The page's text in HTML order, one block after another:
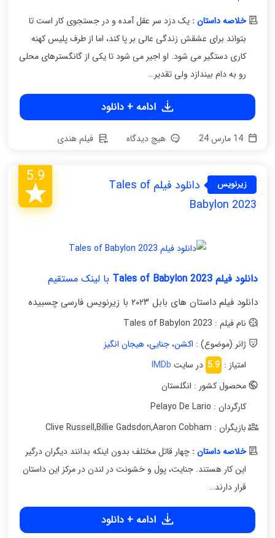
خلاصه داستان :یک دزد سر عقل آمده و در جستجوی کار است تا
بتواند برای عشقش زندگی عالی بر پا کند، اما از طرف پلیس کهنه
کاری دستگیر می شود. او اجیر می شود تا یکی از گانگسترهای محلی
رو به دام بیندازد ولی تقدیر…
ادامه + دانلود
14 مارس 24 هیچ دیدگاه فیلم هندی
زیرنویس
فارسی
دانلود فیلم Tales of
Babylon 2023
5.9
دانلود فیلم Tales of Babylon 2023 با لینک مستقیم
دانلود فیلم داستان های بابل ۲۰۲۳ با زیرنویس فارسی چسبیده
نام فیلم : Tales of Babylon 2023
ژانر (موضوع) : اکشن،جنایی،هیجان انگیز
امتیاز : 5.9 در سایت IMDb
محصول کشور : انگلستان
کارگردان : Pelayo De Lario
بازیگران : Clive Russell
,Billie Gadsdon,Aaron Cobham
خلاصه داستان :چهار قاتل مختلف بدون اینکه بدانند دیگران درگیر
این کار هستند. جنایت، پول و خشونت در لندن در مرکز این داستان
قرار دارند…
ادامه + دانلود